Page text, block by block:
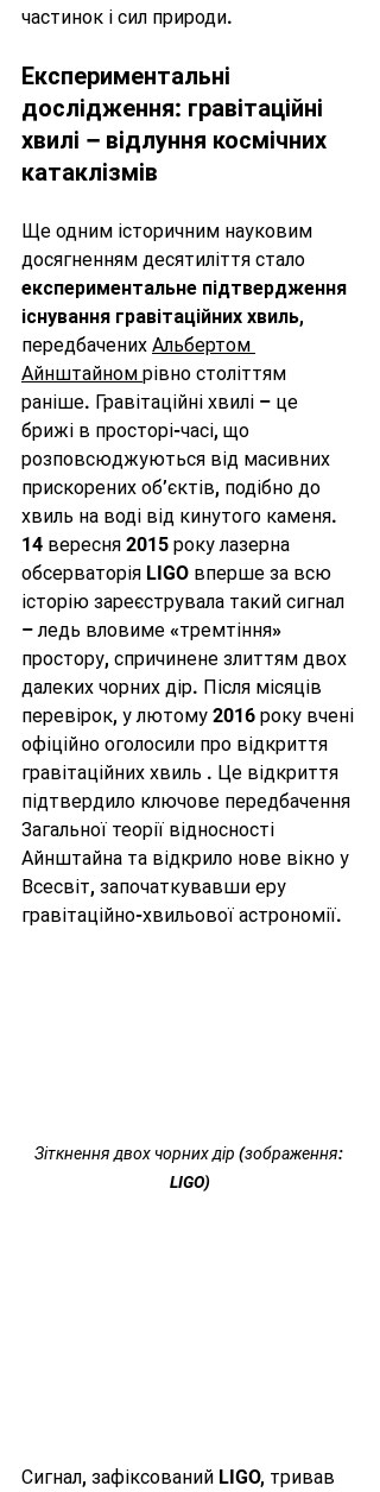
частинок і сил природи.
Експериментальні
дослідження: гравітаційні
хвилі – відлуння космічних
катаклізмів
Ще одним історичним науковим
досягненням десятиліття стало
експериментальне підтвердження
існування гравітаційних хвиль,
передбачених Альбертом
Айнштайном рівно століттям
раніше. Гравітаційні хвилі – це
брижі в просторі-часі, що
розповсюджуються від масивних
прискорених об’єктів, подібно до
хвиль на воді від кинутого каменя.
14 вересня 2015 року лазерна
обсерваторія LIGO вперше за всю
історію зареєструвала такий сигнал
– ледь вловиме «тремтіння»
простору, спричинене злиттям двох
далеких чорних дір. Після місяців
перевірок, у лютому 2016 року вчені
офіційно оголосили про відкриття
гравітаційних хвиль . Це відкриття
підтвердило ключове передбачення
Загальної теорії відносності
Айнштайна та відкрило нове вікно у
Всесвіт, започаткувавши еру
гравітаційно-хвильової астрономії.
Зіткнення двох чорних дір (зображення:
LIGO)
Сигнал, зафіксований LIGO, тривав